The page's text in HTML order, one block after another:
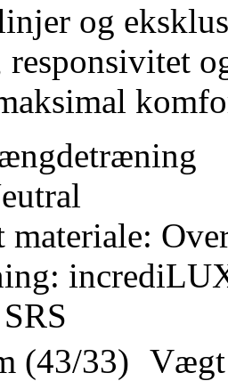
og
materiale:
(43/33)